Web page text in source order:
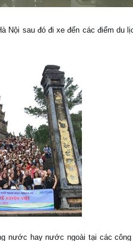
Nội sau đó đi xe đến các điểm du
nước hay nước ngoài tại các